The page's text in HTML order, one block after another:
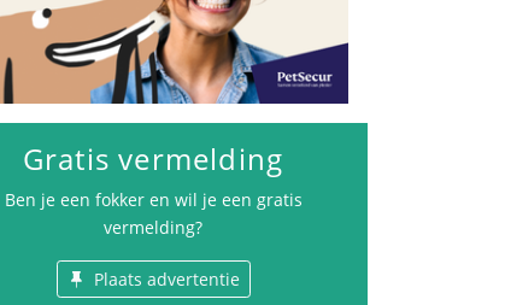
Gratis vermelding
Ben je een fokker en wil je een gratis
vermelding?
Plaats advertentie